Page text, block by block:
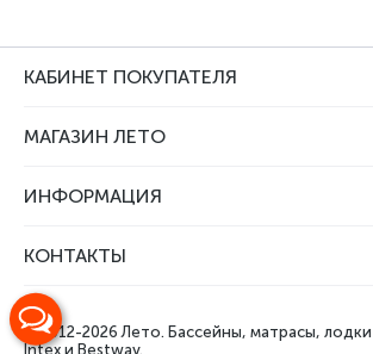
КАБИНЕТ ПОКУПАТЕЛЯ
МАГАЗИН ЛЕТО
ИНФОРМАЦИЯ
КОНТАКТЫ
© 2012-2026 Лето. Бассейны, матрасы,
Intex и Bestway.